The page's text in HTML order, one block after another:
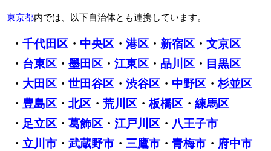
東京都内では、以下自治体とも連携しています。
・ 千代田区・ 中央区・ 港区・ 新宿区・ 文京区
・ 台東区・ 墨田区・ 江東区・ 品川区・ 目黒区
・ 大田区・ 世田谷区・ 渋谷区・ 中野区・杉並区
・ 豊島区・ 北区・ 荒川区・板橋区・ 練馬区
・ 足立区・ 葛飾区・ 江戸川区・ 八王子市
・ 立川市・ 武蔵野市・ 三鷹市・ 青梅市・ 府中市